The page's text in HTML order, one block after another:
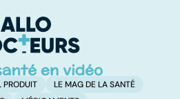
bénéfices pour la
santé ?
PRODUIT
LE MAG DE LA SANTÉ